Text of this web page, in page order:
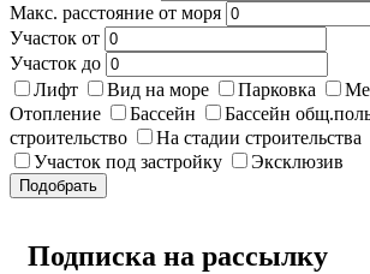
Макс. расстояние от моря
Участок от
Участок до
Лифт
Вид на море Парковка
Отопление
Бассейн Бассейн
строительство
На стадии строительства
Участок под застройку
Эксклюзив
Подобрать
Подписка на рассылку